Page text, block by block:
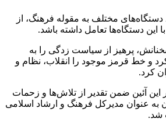
دستگاه‌های مختلف به مقوله فرهنگ، از
این دستگاه‌ها تعامل داشته باشد.
پرهیز از سیاست زدگی را به
و خط قرمز موجود را انقلاب، نظام و
کرد.
این آئین ضمن تقدیر از تلاش‌ها و زحمات
به عنوان مدیرکل فرهنگ و ارشاد اسلامی
شد.